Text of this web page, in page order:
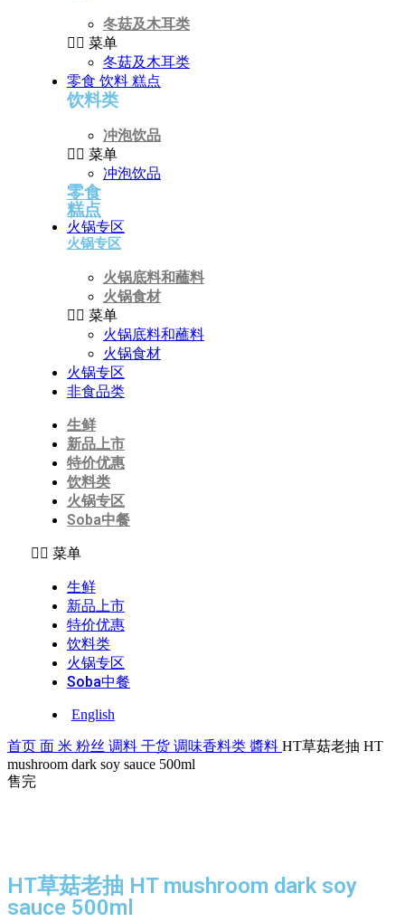
冬菇及木耳类
菜单
冬菇及木耳类
零食 饮料 糕点
饮料类
冲泡饮品
菜单
冲泡饮品
零食
糕点
火锅专区
火锅专区
火锅底料和蘸料
火锅食材
菜单
火锅底料和蘸料
火锅食材
火锅专区
非食品类
生鲜
新品上市
特价优惠
饮料类
火锅专区
Soba中餐
菜单
生鲜
新品上市
特价优惠
饮料类
火锅专区
Soba中餐
English
首页 面 米 粉丝 调料 干货 调味香料类 醬料 HT草菇老抽 HT
mushroom dark soy sauce 500ml
售完
HT草菇老抽 HT mushroom dark soy
sauce 500ml